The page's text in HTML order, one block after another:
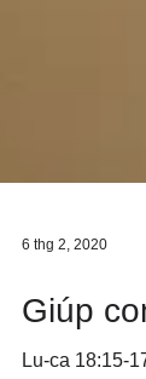
6 thg 2, 2020
Giúp